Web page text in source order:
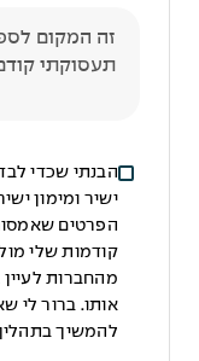
הבנתי שכדי
ישיר ומימון
הפרטים
קודמות שלי
מהחברות
אותו. ברור לי
להמשיך